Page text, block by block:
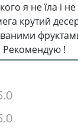
я не їла і
крутий
Рекомендую !